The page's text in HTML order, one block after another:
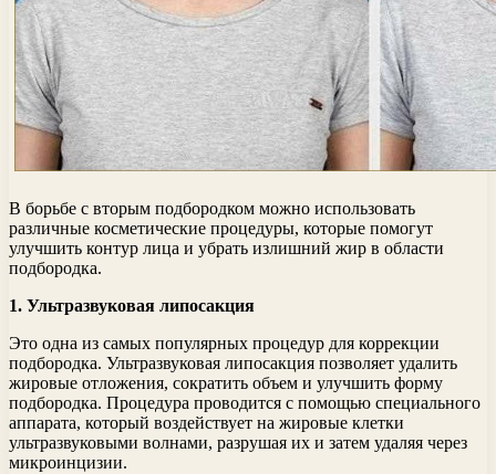
В борьбе с вторым подбородком можно использовать
различные косметические процедуры, которые помогут
улучшить контур лица и убрать излишний жир в области
подбородка.
1. Ультразвуковая липосакция
Это одна из самых популярных процедур для коррекции
подбородка. Ультразвуковая липосакция позволяет удалить
жировые отложения, сократить объем и улучшить форму
подбородка. Процедура проводится с помощью специального
аппарата, который воздействует на жировые клетки
ультразвуковыми волнами, разрушая их и затем удаляя через
микроинцизии.